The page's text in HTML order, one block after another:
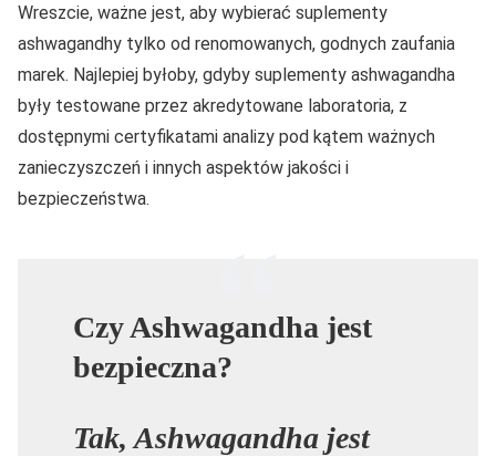
Wreszcie, ważne jest, aby wybierać suplementy
ashwagandhy tylko od renomowanych, godnych zaufania
marek. Najlepiej byłoby, gdyby suplementy ashwagandha
były testowane przez akredytowane laboratoria, z
dostępnymi certyfikatami analizy pod kątem ważnych
zanieczyszczeń i innych aspektów jakości i
bezpieczeństwa.
Czy Ashwagandha jest
bezpieczna?
Tak, Ashwagandha jest